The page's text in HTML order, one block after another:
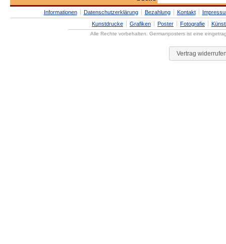
Informationen Datenschutzerklärung Bezahlung Kontakt
Kunstdrucke
Grafiken Poster Fotografie
Alle Rechte vorbehalten. Germanposters ist eine
Vertrag